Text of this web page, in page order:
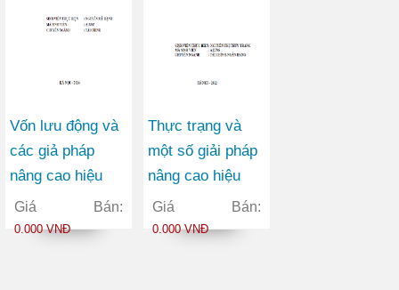
Vốn lưu động và
các giả pháp
nâng cao hiệu
quả sử dụng vốn
lưu động tại Công
Giá Bán:
0.000 VNĐ
Thực trạng và
một số giải pháp
nâng cao hiệu
quả marketing
cho sản phẩm
Giá Bán:
0.000 VNĐ